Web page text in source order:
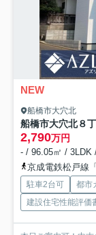
NEW
船橋市大穴北
船橋市大穴北８
2,790万円
- / 96.05㎡ / 3LDK
京成電鉄松戸線
駐車2台可 都市
建設住宅性能評価